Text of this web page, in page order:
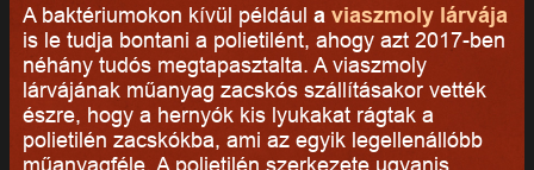
A baktériumokon kívül például a viaszmoly lárvája
is le tudja bontani a polietilént, ahogy azt 2017-ben
néhány tudós megtapasztalta. A viaszmoly
lárvájának műanyag zacskós szállításakor vették
észre, hogy a hernyók kis lyukakat rágtak a
polietilén zacskókba, ami az egyik legellenállóbb
műanyagféle. A polietilén szerkezete ugyanis